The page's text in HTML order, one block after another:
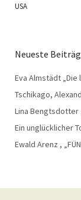
USA
Neueste
Eva Almstädt
Tschikago,
Lina Bengtsdotter
Ein unglücklicher
Ewald Arenz ,